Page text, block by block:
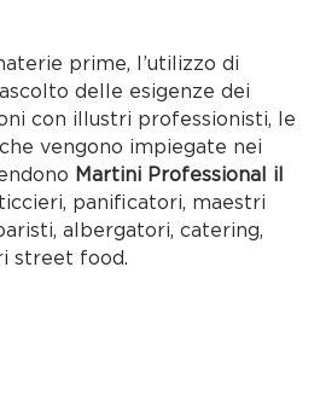
prime, l’utilizzo di
delle esigenze dei
con illustri professionisti, le
vengono impiegate nei
Martini Professional il
panificatori, maestri
albergatori, catering,
street food.